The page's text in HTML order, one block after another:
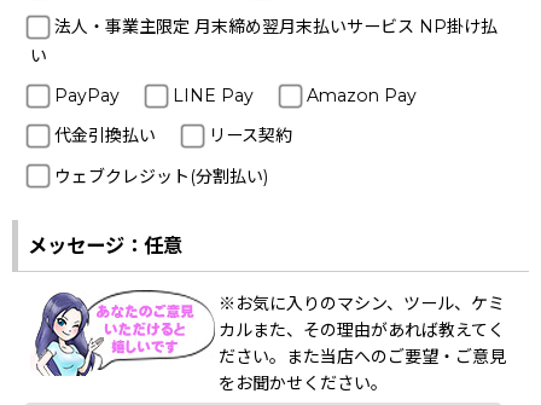
法人・事業主限定 月末締め翌月末払いサービス NP掛け払
い
PayPay
LINE Pay
Amazon Pay
代金引換払い
リース契約
ウェブクレジット(分割払い)
メッセージ：任意
※お気に入りのマシン、ツール、ケミ
カルまた、その理由があれば教えてく
ださい。また当店へのご要望・ご意見
をお聞かせください。